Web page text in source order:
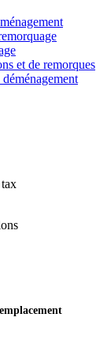
et de remorques